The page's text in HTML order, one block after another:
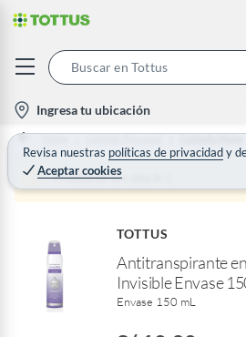
h
o
t
Ingresa tu ubicación
Revisa nuestras políticas de privacidady
Aceptar cookies
Home Cuidado Personal Cuidado Mujer
Producto sin stock :(
TOTTUS
Antitranspirante
Invisible Envase
Envase 150 mL